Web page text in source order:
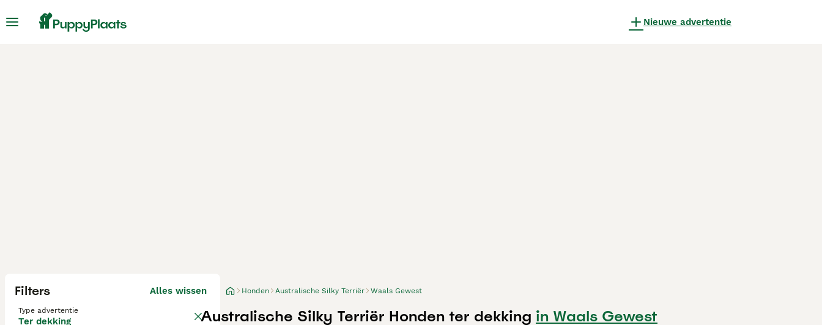
Nieuwe advertentie
Filters Alles wissen
Type advertentie
Ter dekking
Honden Australische Silky Terriër Waals Gewest
Australische Silky Terriër Honden ter dekking in Waals Gewest